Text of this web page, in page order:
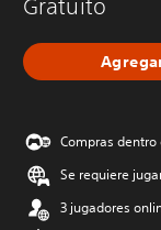
Gratuito
Compras
Se requiere
3 jugadores